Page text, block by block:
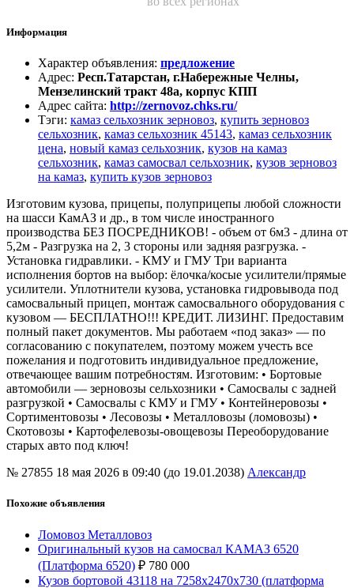
Информация
Характер объявления: предложение
Адрес: Респ.Татарстан, г.Набережные Челны,
Мензелинский тракт 48а, корпус КПП
Адрес сайта: http://zernovoz.chks.ru/
Тэги: камаз сельхозник зерновоз, купить зерновоз
сельхозник, камаз сельхозник 45143, камаз сельхозник
цена, новый камаз сельхозник, кузов на камаз
сельхозник, камаз самосвал сельхозник, кузов зерновоз
на камаз, купить кузов зерновоз
Изготовим кузова, прицепы, полуприцепы любой сложности
на шасси КамАЗ и др., в том числе иностранного
производства БЕЗ ПОСРЕДНИКОВ! - объем от 6м3 - длина от
5,2м - Разгрузка на 2, 3 стороны или задняя разгрузка. -
Установка гидравлики. - КМУ и ГМУ Три варианта
исполнения бортов на выбор: ёлочка/косые усилители/прямые
усилители. Уплотнители кузова, установка гидровывода под
самосвальный прицеп, монтаж самосвального оборудования с
кузовом — БЕСПЛАТНО!!! КРЕДИТ. ЛИЗИНГ. Предоставим
полный пакет документов. Мы работаем «под заказ» — по
согласованию с покупателем, поэтому можем учесть все
пожелания и подготовить индивидуальное предложение,
отвечающее вашим потребностям. Изготовим: • Бортовые
автомобили — зерновозы сельхозники • Самосвалы с задней
разгрузкой • Самосвалы с КМУ и ГМУ • Контейнеровозы •
Сортиментовозы • Лесовозы • Металловозы (ломовозы) •
Скотовозы • Картофелевозы-овощевозы Переоборудование
старых авто под ключ!
№ 27855 18 мая 2026 в 09:40 (до 19.01.2038) Александр
Похожие объявления
Ломовоз Металловоз
Оригинальный кузов на самосвал КАМАЗ 6520
(Платформа 6520) ₽ 780 000
Кузов бортовой 43118 на 7258х2470х730 (платформа